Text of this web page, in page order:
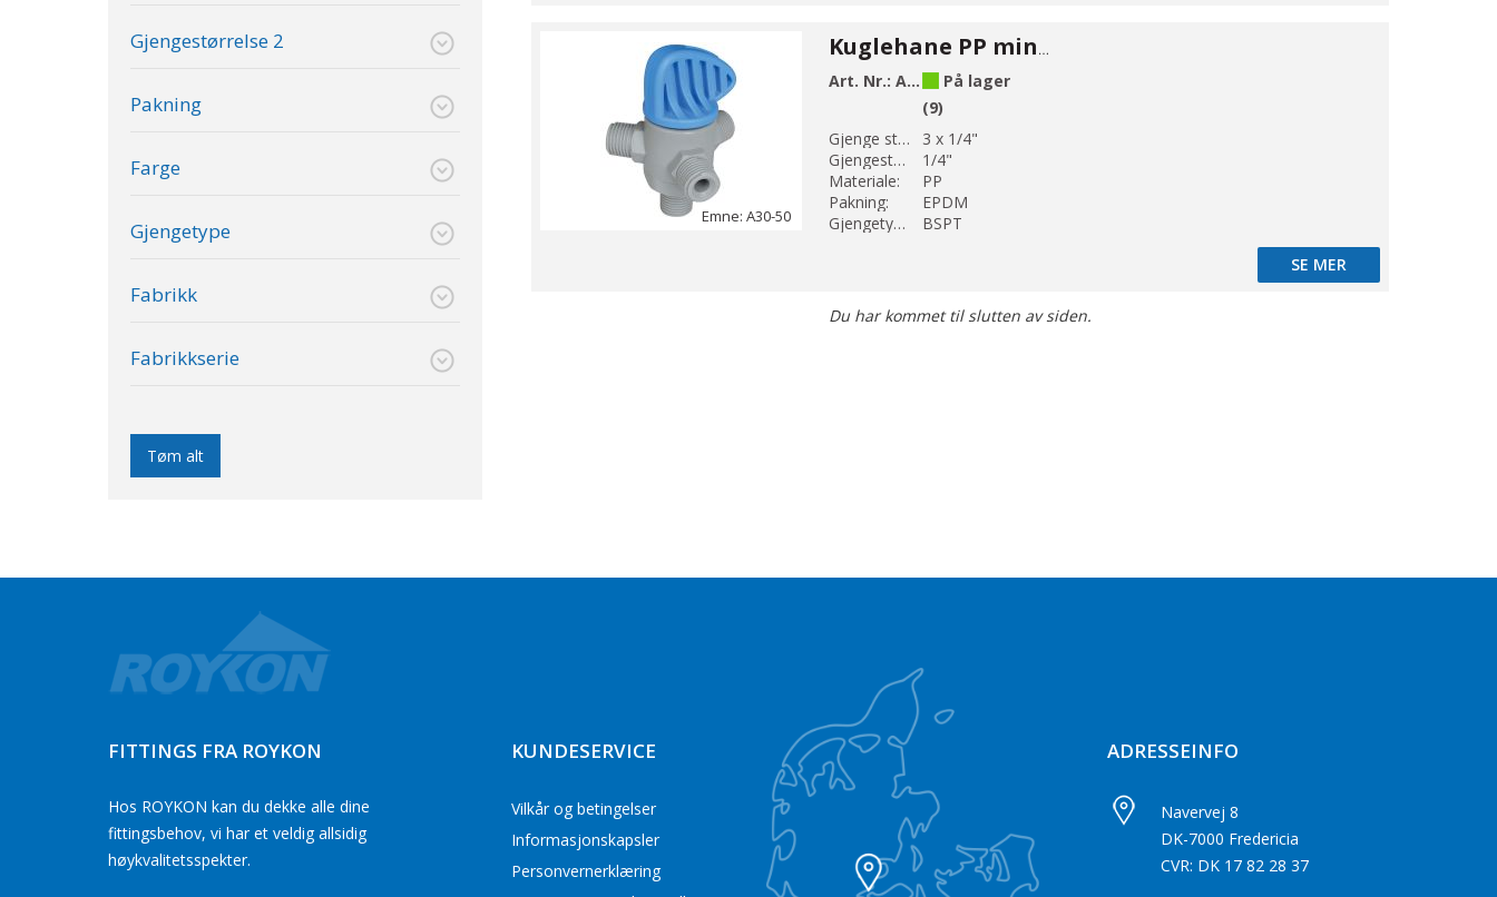
Gjengestørrelse 2
Pakning
Farge
Gjengetype
Fabrikk
Fabrikkserie
Tøm alt
Emne: A30-50
Kuglehane PP mini 1/4"
Art. Nr.: A30-51
På lager
(9)
Gjenge str 1:
3 x 1/4"
Gjengestørrelse 2:
1/4"
Materiale:
PP
Pakning:
EPDM
Gjengetype:
BSPT
SE MER
Du har kommet til slutten av siden.
FITTINGS FRA ROYKON
Hos ROYKON kan du dekke alle dine
fittingsbehov, vi har et veldig allsidig
høykvalitetsspekter.
KUNDESERVICE
Vilkår og betingelser
Informasjonskapsler
Personvernerklæring
ADRESSEINFO
Navervej 8
DK-7000 Fredericia
CVR: DK 17 82 28 37